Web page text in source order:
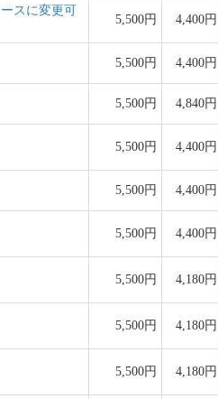
スに変更可
5,500円 4,400円
5,500円 4,400円
5,500円 4,840円
5,500円 4,400円
5,500円 4,400円
5,500円 4,400円
5,500円 4,180円
5,500円 4,180円
5,500円 4,180円